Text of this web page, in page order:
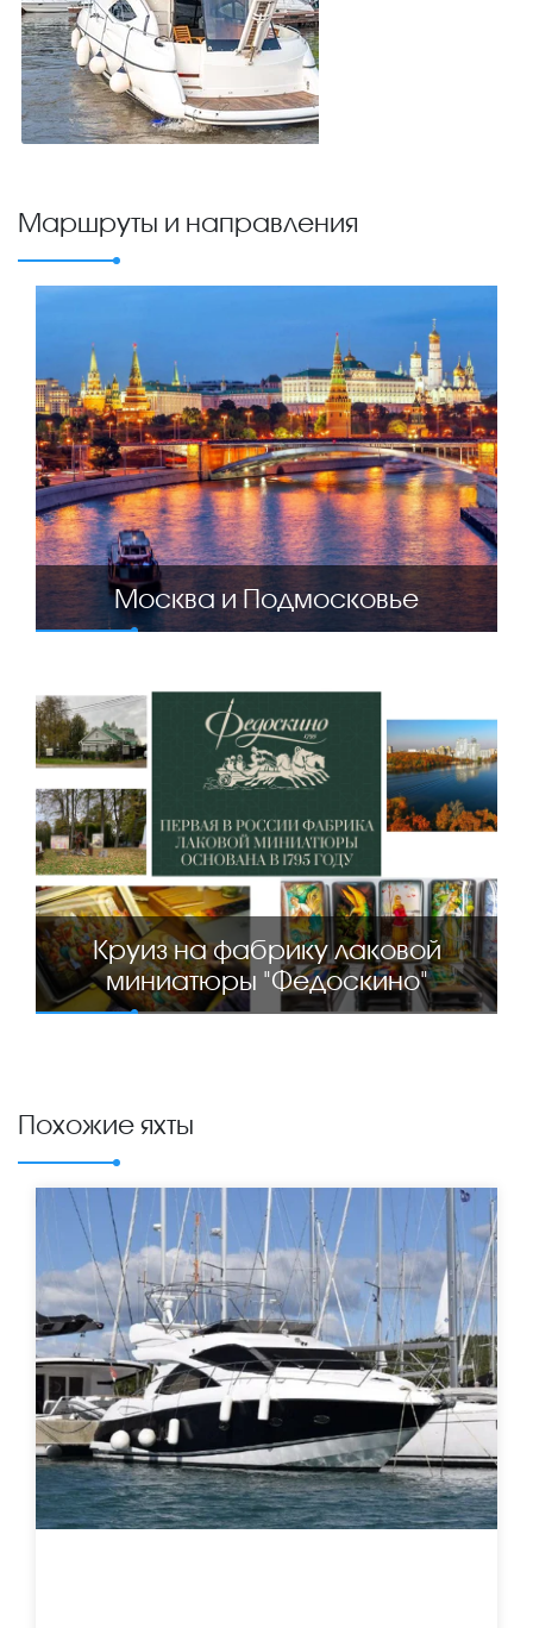
Маршруты и направления
Москва и Подмосковье
Круиз на фабрику лаковой
миниатюры "Федоскино"
Похожие яхты